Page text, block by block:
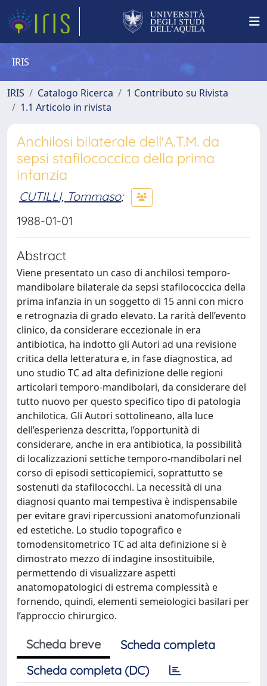
IRIS
IRIS Catalogo Ricerca
1 Contributo su Rivista
1.1 Articolo in rivista
Anchilosi bilaterale dell'A.T.M. da
sepsi stafilococcica della prima
infanzia
CUTILLI, Tommaso;
1988-01-01
Abstract
Viene presentato un caso di anchilosi temporo-
mandibolare bilaterale da sepsi stafilococcica della
prima infanzia in un soggetto di 15 anni con micro
e retrognazia di grado elevato. La rarità dell’evento
clinico, da considerare eccezionale in era
antibiotica, ha indotto gli Autori ad una revisione
critica della letteratura e, in fase diagnostica, ad
uno studio TC ad alta definizione delle regioni
articolari temporo-mandibolari, da considerare del
tutto nuovo per questo specifico tipo di patologia
anchilotica. Gli Autori sottolineano, alla luce
dell’esperienza descritta, l’opportunità di
considerare, anche in era antibiotica, la possibilità
di localizzazioni settiche temporo-mandibolari nel
corso di episodi setticopiemici, soprattutto se
sostenuti da stafilococchi. La necessità di una
diagnosi quanto mai tempestiva è indispensabile
per evitare gravi ripercussioni anatomofunzionali
ed estetiche. Lo studio topografico e
tomodensitometrico TC ad alta definizione si è
dimostrato mezzo di indagine insostituibile,
permettendo di visualizzare aspetti
anatomopatologici di estrema complessità e
fornendo, quindi, elementi semeiologici basilari per
l’approccio chirurgico.
Scheda breve
Scheda completa
Scheda completa (DC)